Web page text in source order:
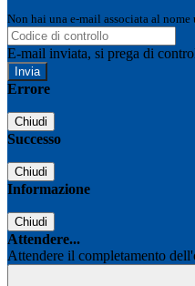
Non hai una e-mail associata al
E-mail inviata, si prega di
Errore
Chiudi
Successo
Chiudi
Informazione
Chiudi
Attendere...
Attendere il completamento